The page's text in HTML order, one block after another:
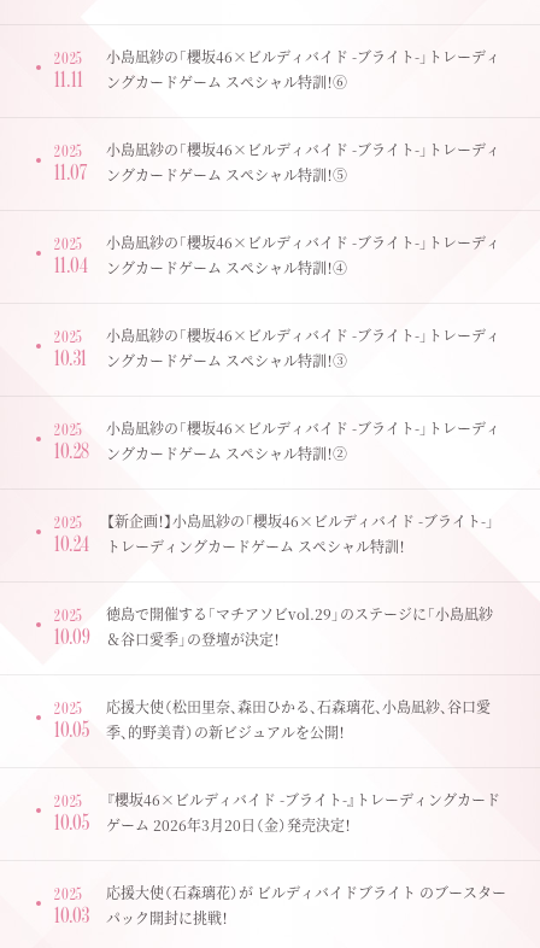
2025
11.11
小島凪紗の「櫻坂46×ビルディバイド -ブライト-」トレーディ
ングカードゲーム スペシャル特訓！⑥
2025
11.07
小島凪紗の「櫻坂46×ビルディバイド -ブライト-」トレーディ
ングカードゲーム スペシャル特訓！⑤
2025
11.04
小島凪紗の「櫻坂46×ビルディバイド -ブライト-」トレーディ
ングカードゲーム スペシャル特訓！④
2025
10.31
小島凪紗の「櫻坂46×ビルディバイド -ブライト-」トレーディ
ングカードゲーム スペシャル特訓！③
2025
10.28
小島凪紗の「櫻坂46×ビルディバイド -ブライト-」トレーディ
ングカードゲーム スペシャル特訓！②
2025
10.24
【新企画！】小島凪紗の「櫻坂46×ビルディバイド -ブライト-」
トレーディングカードゲーム スペシャル特訓！
2025
10.09
徳島で開催する「マチアソビvol.29」のステージに「小島凪紗
＆谷口愛季」の登壇が決定！
2025
10.05
応援大使（松田里奈、森田ひかる、石森璃花、小島凪紗、谷口愛
季、的野美青）の新ビジュアルを公開！
2025
10.05
『櫻坂46×ビルディバイド -ブライト-』トレーディングカード
ゲーム 2026年3月20日（金）発売決定！
2025
10.03
応援大使（石森璃花）が ビルディバイドブライト のブースター
パック開封に挑戦！